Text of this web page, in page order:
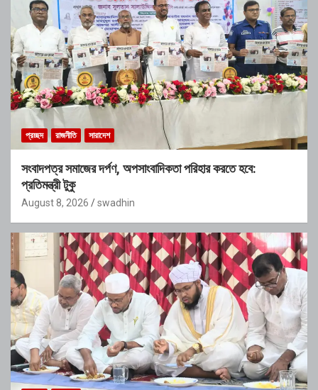
প্রচ্ছদ রাজনীতি সারাদেশ
সংবাদপত্র সমাজের দর্পণ, অপসাংবাদিকতা পরিহার করতে হবে:
প্রতিমন্ত্রী টুকু
August 8, 2026 swadhin